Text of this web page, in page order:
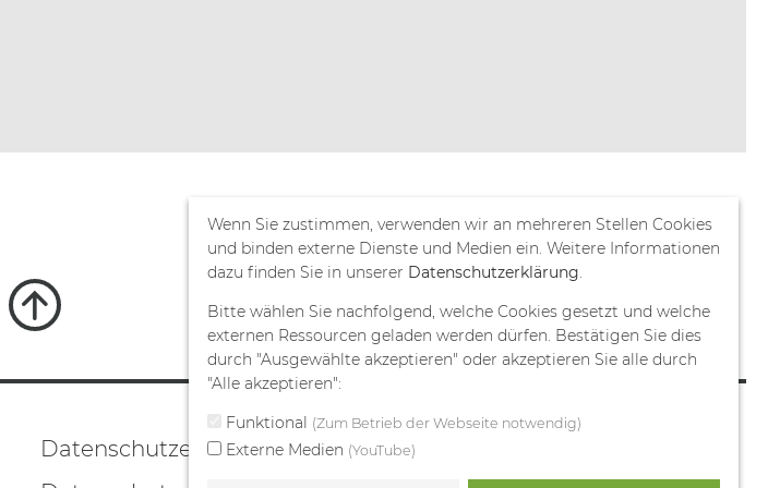
Datenschutz­erklärung
Wenn Sie zustimmen, verwenden wir an mehreren Stellen Cookies
und binden externe Dienste und Medien ein. Weitere Informationen
dazu finden Sie in unserer Datenschutzerklärung.
Bitte wählen Sie nachfolgend, welche Cookies gesetzt und welche
externen Ressourcen geladen werden dürfen. Bestätigen Sie dies
durch "Ausgewählte akzeptieren" oder akzeptieren Sie alle durch
"Alle akzeptieren":
Funktional (Zum Betrieb der Webseite notwendig)
Externe Medien (YouTube)